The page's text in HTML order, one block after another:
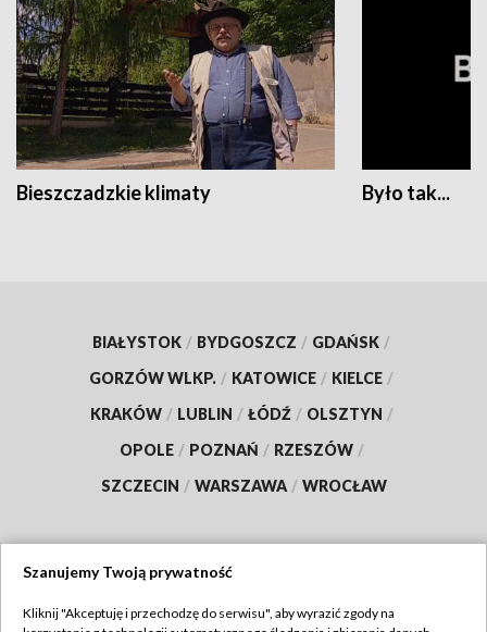
Bieszczadzkie klimaty Było tak...
BIAŁYSTOK / BYDGOSZCZ / GDAŃSK /
GORZÓW WLKP. / KATOWICE / KIELCE /
KRAKÓW / LUBLIN / ŁÓDŹ / OLSZTYN /
OPOLE / POZNAŃ / RZESZÓW /
SZCZECIN / WARSZAWA / WROCŁAW
Szanujemy Twoją prywatność
Kliknij "Akceptuję i przechodzę do serwisu", aby wyrazić zgody na